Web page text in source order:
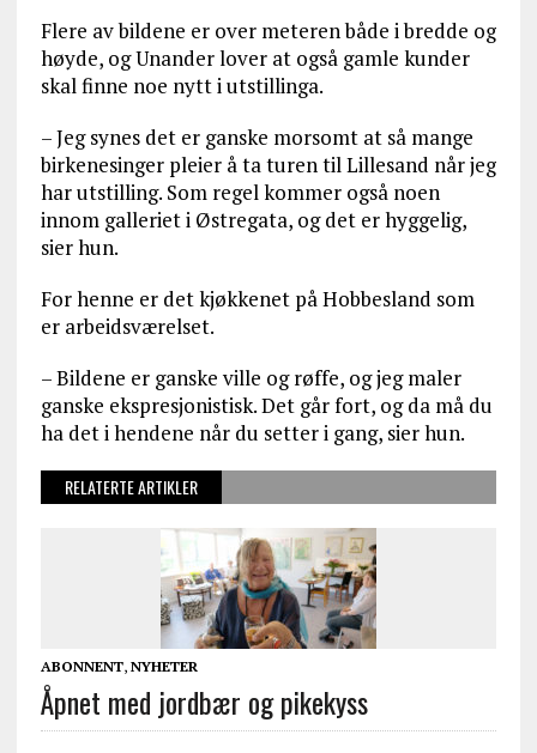
Flere av bildene er over meteren både i bredde og
høyde, og Unander lover at også gamle kunder
skal finne noe nytt i utstillinga.
– Jeg synes det er ganske morsomt at så mange
birkenesinger pleier å ta turen til Lillesand når jeg
har utstilling. Som regel kommer også noen
innom galleriet i Østregata, og det er hyggelig,
sier hun.
For henne er det kjøkkenet på Hobbesland som
er arbeidsværelset.
– Bildene er ganske ville og røffe, og jeg maler
ganske ekspresjonistisk. Det går fort, og da må du
ha det i hendene når du setter i gang, sier hun.
RELATERTE ARTIKLER
ABONNENT, NYHETER
Åpnet med jordbær og pikekyss